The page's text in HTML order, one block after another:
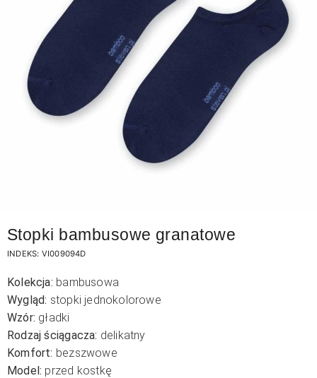
Stopki bambusowe granatowe
INDEKS: VI009094D
Kolekcja: bambusowa
Wygląd: stopki jednokolorowe
Wzór: gładki
Rodzaj ściągacza: delikatny
Komfort: bezszwowe
Model: przed kostkę